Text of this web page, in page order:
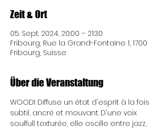
Zeit & Ort
05. Sept. 2024, 20:00 – 21:30
Fribourg, Rue la Grand-Fontaine 1, 1700
Fribourg, Suisse
Über die Veranstaltung
WOODI Diffuse un état d'esprit à la fois
subtil, ancré et mouvant. D'une voix
soulfull texturée, elle oscille entre jazz,